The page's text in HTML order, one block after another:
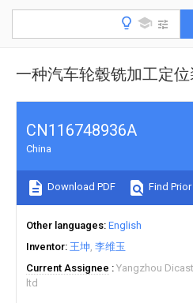
一种汽车轮毂铣加工定
CN116748936A
China
Download PDF Find
Other languages English
Inventor 王坤 李维玉
Current Assignee
Yangzhou
ltd